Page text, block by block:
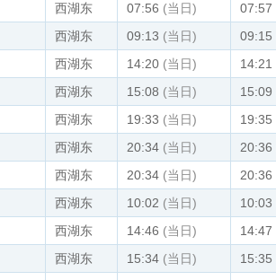
西湖东 07:56 (当日) 07:57
西湖东 09:13 (当日) 09:15
西湖东 14:20 (当日) 14:21
西湖东 15:08 (当日) 15:09
西湖东 19:33 (当日) 19:35
西湖东 20:34 (当日) 20:36
西湖东 20:34 (当日) 20:36
西湖东 10:02 (当日) 10:03
西湖东 14:46 (当日) 14:47
西湖东 15:34 (当日) 15:35